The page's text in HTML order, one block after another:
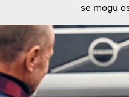
se mogu